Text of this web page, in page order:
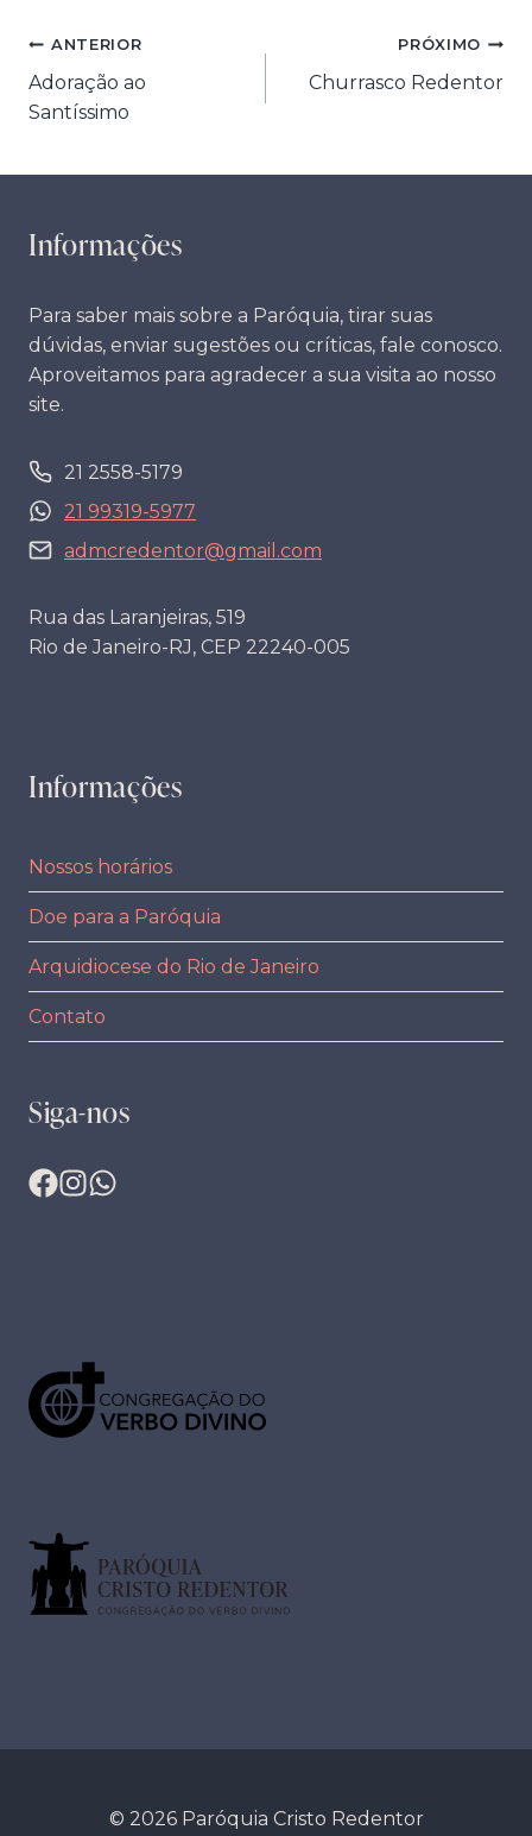
Navegação
de
ANTERIOR
Adoração ao
Santíssimo
PRÓXIMO
Churrasco Redentor
Informações
Para saber mais sobre a Paróquia, tirar suas
dúvidas, enviar sugestões ou críticas, fale conosco.
Aproveitamos para agradecer a sua visita ao nosso
site.
21 2558-5179
21 99319-5977
admcredentor@gmail.com
Rua das Laranjeiras, 519
Rio de Janeiro-RJ, CEP 22240-005
Informações
Nossos horários
Doe para a Paróquia
Arquidiocese do Rio de Janeiro
Contato
Siga-nos
© 2026 Paróquia Cristo Redentor